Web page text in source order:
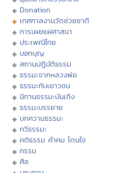
Donation
เทศกาลงานวัดช่วยชาติ
การเผยแผ่ศาสนา
ประเพณีไทย
บอกบุญ
สถานปฏิบัติธรรม
ธรรมะจากหลวงพ่อ
ธรรมะกับเยาวชน
นิทานธรรมะบันเทิง
ธรรมะบรรยาย
บทความธรรมะ
กวีธรรมะ
คติธรรม คำคม โดนใจ
กรรม
ศีล